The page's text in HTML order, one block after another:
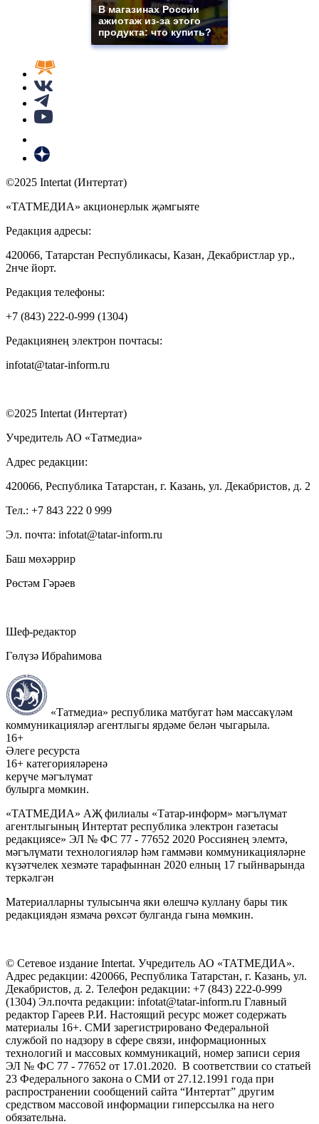
В магазинах России
ажиотаж из-за этого
продукта: что купить?
©2025 Intertat (Интертат)
«ТАТМЕДИА» акционерлык җәмгыяте
Редакция адресы:
420066, Татарстан Республикасы, Казан, Декабристлар ур.,
2нче йорт.
Редакция телефоны:
+7 (843) 222-0-999 (1304)
Редакциянең электрон почтасы:
infotat@tatar-inform.ru
©2025 Intertat (Интертат)
Учредитель АО «Татмедиа»
Адрес редакции:
420066, Республика Татарстан, г. Казань, ул. Декабристов, д. 2
Тел.: +7 843 222 0 999
Эл. почта: infotat@tatar-inform.ru
Баш мөхәррир
Рөстәм Гәрәев
Шеф-редактор
Гөлүзә Ибраһимова
«Татмедиа» республика матбугат һәм массакүләм
коммуникацияләр агентлыгы ярдәме белән чыгарыла.
16+
Әлеге ресурста
16+ категорияләренә
керүче мәгълүмат
булырга мөмкин.
«ТАТМЕДИА» АҖ филиалы «Татар-информ» мәгълүмат
агентлыгының Интертат республика электрон газетасы
редакциясе» ЭЛ № ФС 77 - 77652 2020 Россиянең элемтә,
мәгълүмати технологияләр һәм гаммәви коммуникацияләрне
күзәтчелек хезмәте тарафыннан 2020 елның 17 гыйнварында
теркәлгән
Материалларны тулысынча яки өлешчә куллану бары тик
редакциядән язмача рөхсәт булганда гына мөмкин.
© Сетевое издание Intertat. Учредитель АО «ТАТМЕДИА».
Адрес редакции: 420066, Республика Татарстан, г. Казань, ул.
Декабристов, д. 2. Телефон редакции: +7 (843) 222-0-999
(1304) Эл.почта редакции: infotat@tatar-inform.ru Главный
редактор Гареев Р.И. Настоящий ресурс может содержать
материалы 16+. СМИ зарегистрировано Федеральной
службой по надзору в сфере связи, информационных
технологий и массовых коммуникаций, номер записи серия
ЭЛ № ФС 77 - 77652 от 17.01.2020. В соответствии со статьей
23 Федерального закона о СМИ от 27.12.1991 года при
распространении сообщений сайта “Интертат” другим
средством массовой информации гиперссылка на него
обязательна.